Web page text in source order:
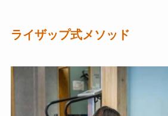
ライザップ式メソッド